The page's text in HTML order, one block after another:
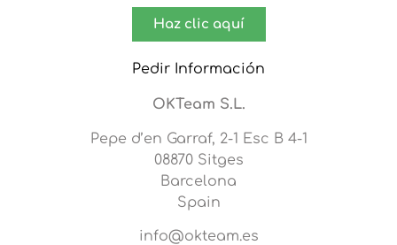
Haz clic aquí
Pedir Información
OKTeam S.L.
Pepe d’en Garraf, 2-1 Esc B 4-1
08870 Sitges
Barcelona
Spain
info@okteam.es